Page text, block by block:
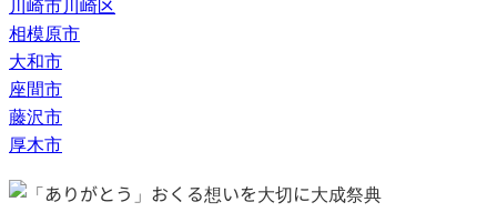
相模原市
大和市
座間市
藤沢市
厚木市